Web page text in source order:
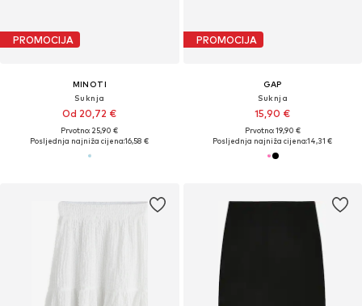
PROMOCIJA
MINOTI
Suknja
Od 20,72 €
Prvotno: 25,90 €
Posljednja najniža cijena:16,58 €
PROMOCIJA
GAP
Suknja
15,90 €
Prvotno: 19,90 €
Posljednja najniža cijena:14,31 €